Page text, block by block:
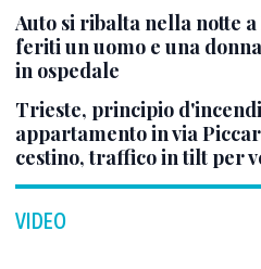
Auto si ribalta nella notte
feriti un uomo e una
in ospedale
Trieste, principio
appartamento in via
cestino, traffico in tilt per
VIDEO